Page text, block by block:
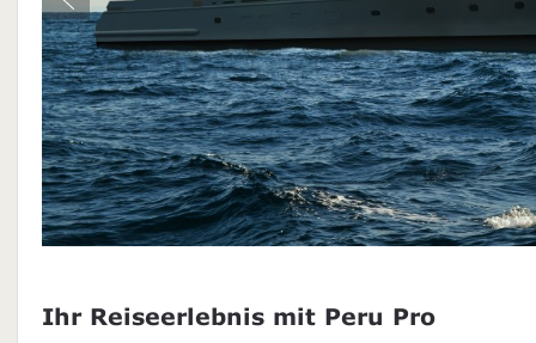
Ihr Reiseerlebnis mit Peru Pro